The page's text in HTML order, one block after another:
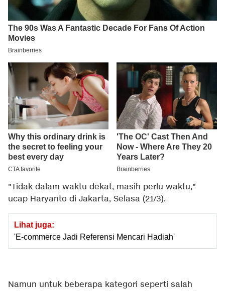
"Tidak dalam waktu dekat, masih perlu waktu,"
ucap Haryanto di Jakarta, Selasa (21/3).
Lihat juga:
'E-commerce Jadi Referensi Mencari Hadiah'
Namun untuk beberapa kategori seperti salah